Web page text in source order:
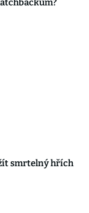
smrtelný hřích